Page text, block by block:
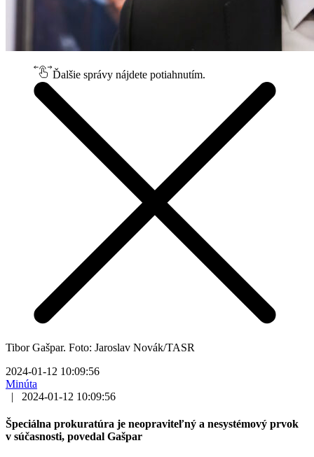
Ďalšie správy nájdete potiahnutím.
Tibor Gašpar. Foto: Jaroslav Novák/TASR
2024-01-12 10:09:56
Minúta
|
2024-01-12 10:09:56
Špeciálna prokuratúra je neopraviteľný a nesystémový prvok
v súčasnosti, povedal Gašpar